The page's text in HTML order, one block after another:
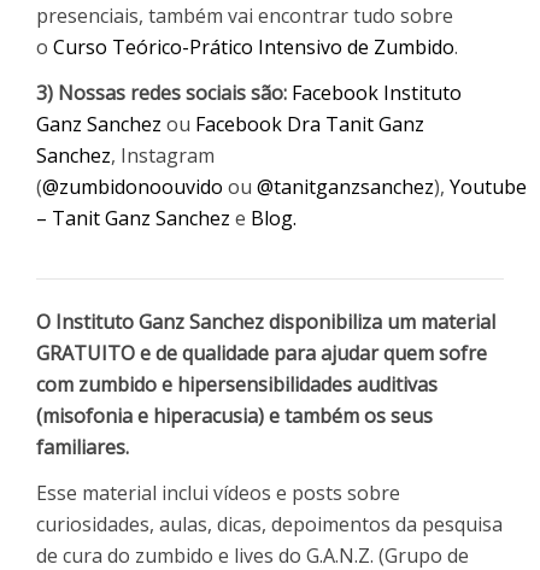
presenciais, também vai encontrar tudo sobre
o Curso Teórico-Prático Intensivo de Zumbido.
3) Nossas redes sociais são: Facebook Instituto
Ganz Sanchez ou Facebook Dra Tanit Ganz
Sanchez, Instagram
(@zumbidonoouvido ou @tanitganzsanchez), Youtube
– Tanit Ganz Sanchez e Blog.
O Instituto Ganz Sanchez disponibiliza um material
GRATUITO e de qualidade para ajudar quem sofre
com zumbido e hipersensibilidades auditivas
(misofonia e hiperacusia) e também os seus
familiares.
Esse material inclui vídeos e posts sobre
curiosidades, aulas, dicas, depoimentos da pesquisa
de cura do zumbido e lives do G.A.N.Z. (Grupo de